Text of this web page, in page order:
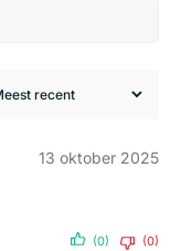
13 oktober 2025
(0) (0)